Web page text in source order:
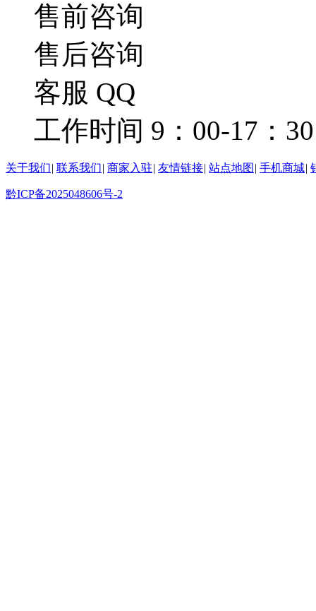
售前咨询
售后咨询
客服 QQ
工作时间 9：00-17：30
关于我们| 联系我们| 商家入驻| 友情链接| 站点地图 | 手机商城|
黔ICP备2025048606号-2